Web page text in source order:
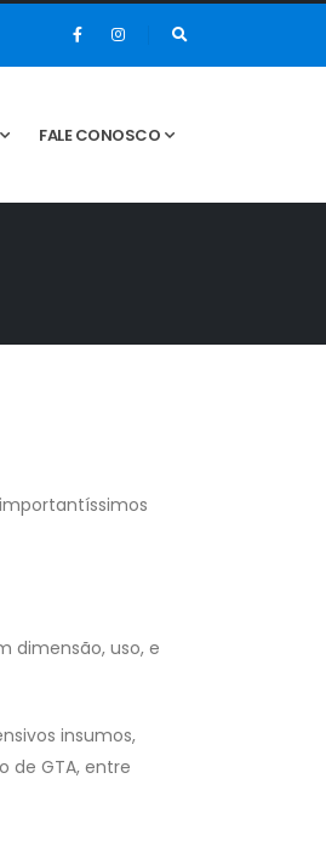
FALE CONOSCO
dimensão, uso, e
insumos,
de GTA, entre